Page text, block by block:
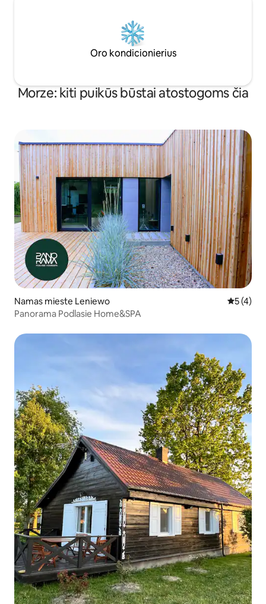
Oro kondicionierius
Morze: kiti puikūs būstai atostogoms čia
Namas mieste Leniewo Vidutinis
5 (4)
Panorama Podlasie Home&SPA